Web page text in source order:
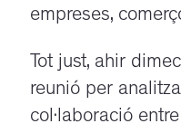
empreses,
Tot just, ahir
reunió per
col·laboració